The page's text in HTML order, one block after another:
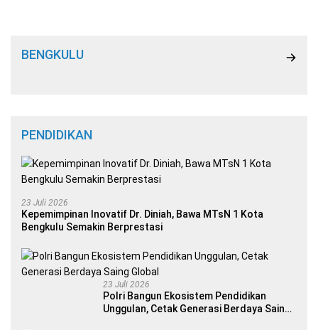
BENGKULU
PENDIDIKAN
23 Juli 2026
Kepemimpinan Inovatif Dr. Diniah, Bawa MTsN 1 Kota
Bengkulu Semakin Berprestasi
23 Juli 2026
Polri Bangun Ekosistem Pendidikan
Unggulan, Cetak Generasi Berdaya Saing